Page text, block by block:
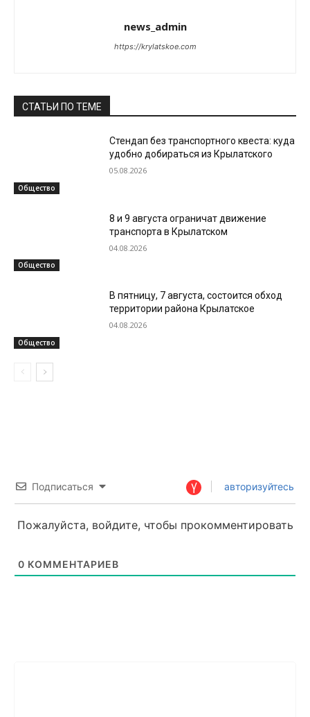
news_admin
https://krylatskoe.com
СТАТЬИ ПО ТЕМЕ
Общество
Стендап без транспортного квеста: куда
удобно добираться из Крылатского
05.08.2026
Общество
8 и 9 августа ограничат движение
транспорта в Крылатском
04.08.2026
Общество
В пятницу, 7 августа, состоится обход
территории района Крылатское
04.08.2026
Подписаться авторизуйтесь
Пожалуйста, войдите, чтобы прокомментировать
0 КОММЕНТАРИЕВ